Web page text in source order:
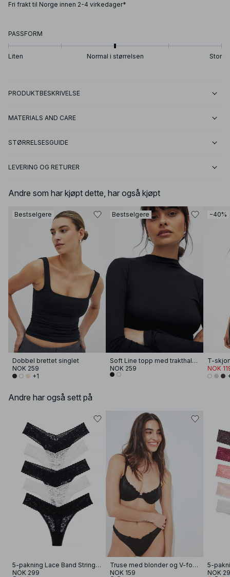
Fri frakt til Norge innen 2-4 virkedager*
PASSFORM
Liten Normal i størrelsen Stor
PRODUKTBESKRIVELSE
MATERIALS AND CARE
STØRRELSESGUIDE
LEVERING OG RETURER
Andre som har kjøpt dette, har også kjøpt
Bestselgere
Dobbel brettet singlet
NOK 259
+1
Bestselgere
Soft Line topp med trakthals og lange ermer
NOK 259
−40%
NOK
Andre har også sett på
5-pakning Lace Band Stringtanga
NOK 299
Truse med blonder og V-form
NOK 159
NOK